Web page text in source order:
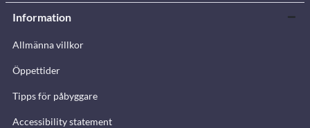
Information
Allmänna villkor
Öppettider
Tipps för påbyggare
Accessibility statement